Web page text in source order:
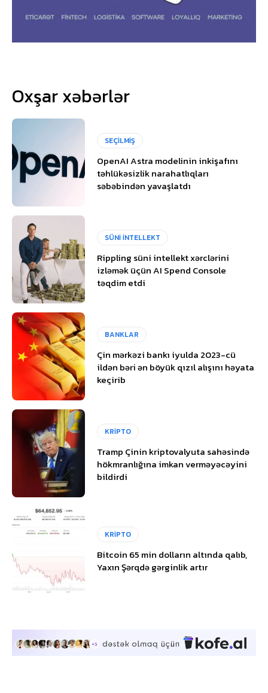
Oxşar xəbərlər
SEÇİLMİŞ
OpenAI Astra modelinin inkişafını
təhlükəsizlik narahatlıqları
səbəbindən yavaşlatdı
SÜNİ İNTELLEKT
Rippling süni intellekt xərclərini
izləmək üçün AI Spend Console
təqdim etdi
BANKLAR
Çin mərkəzi bankı iyulda 2023-cü
ildən bəri ən böyük qızıl alışını həyata
keçirib
KRİPTO
Tramp Çinin kriptovalyuta sahəsində
hökmranlığına imkan verməyəcəyini
bildirdi
KRİPTO
Bitcoin 65 min dolların altında qalıb,
Yaxın Şərqdə gərginlik artır